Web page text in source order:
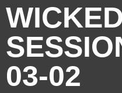
WICKED
03-02